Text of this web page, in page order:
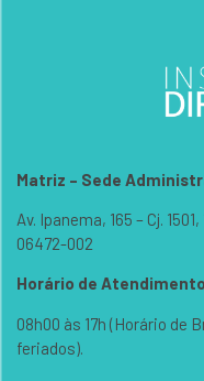
Matriz – Sede
Av. Ipanema, 165 – Cj.
06472-002
Horário de
08h00 às 17h (Horário de
feriados).